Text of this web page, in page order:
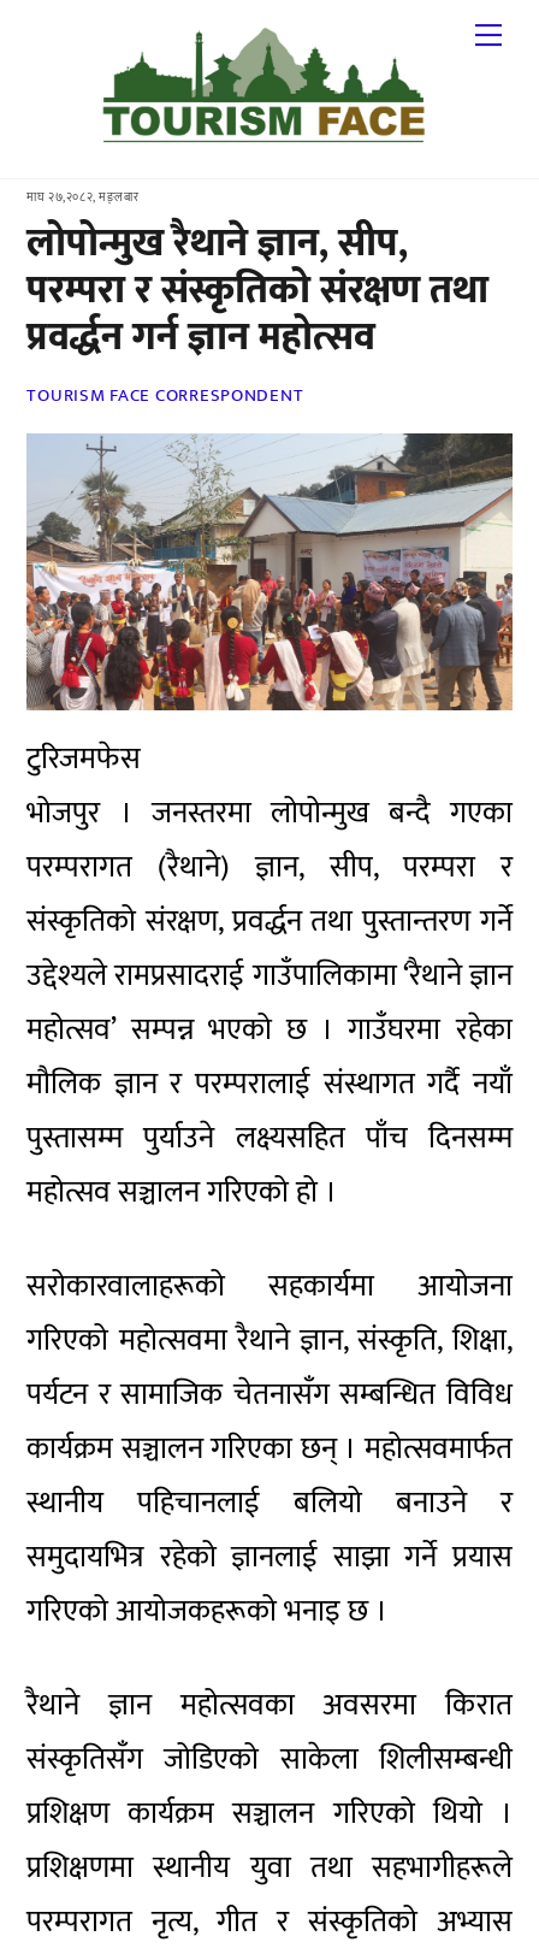
माघ २७,२०८२, मङ्लबार
लोपोन्मुख रैथाने ज्ञान, सीप,
परम्परा र संस्कृतिको संरक्षण तथा
प्रवर्द्धन गर्न ज्ञान महोत्सव
TOURISM FACE CORRESPONDENT
टुरिजमफेस
भोजपुर । जनस्तरमा लोपोन्मुख बन्दै गएका
परम्परागत (रैथाने) ज्ञान, सीप, परम्परा र
संस्कृतिको संरक्षण, प्रवर्द्धन तथा पुस्तान्तरण गर्ने
उद्देश्यले रामप्रसादराई गाउँपालिकामा ‘रैथाने ज्ञान
महोत्सव’ सम्पन्न भएको छ । गाउँघरमा रहेका
मौलिक ज्ञान र परम्परालाई संस्थागत गर्दै नयाँ
पुस्तासम्म पुर्याउने लक्ष्यसहित पाँच दिनसम्म
महोत्सव सञ्चालन गरिएको हो ।
सरोकारवालाहरूको सहकार्यमा आयोजना
गरिएको महोत्सवमा रैथाने ज्ञान, संस्कृति, शिक्षा,
पर्यटन र सामाजिक चेतनासँग सम्बन्धित विविध
कार्यक्रम सञ्चालन गरिएका छन् । महोत्सवमार्फत
स्थानीय पहिचानलाई बलियो बनाउने र
समुदायभित्र रहेको ज्ञानलाई साझा गर्ने प्रयास
गरिएको आयोजकहरूको भनाइ छ ।
रैथाने ज्ञान महोत्सवका अवसरमा किरात
संस्कृतिसँग जोडिएको साकेला शिलीसम्बन्धी
प्रशिक्षण कार्यक्रम सञ्चालन गरिएको थियो ।
प्रशिक्षणमा स्थानीय युवा तथा सहभागीहरूले
परम्परागत नृत्य, गीत र संस्कृतिको अभ्यास